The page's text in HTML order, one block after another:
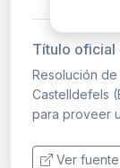
Título oficial
Resolución
Castelldefels
para proveer
Ver